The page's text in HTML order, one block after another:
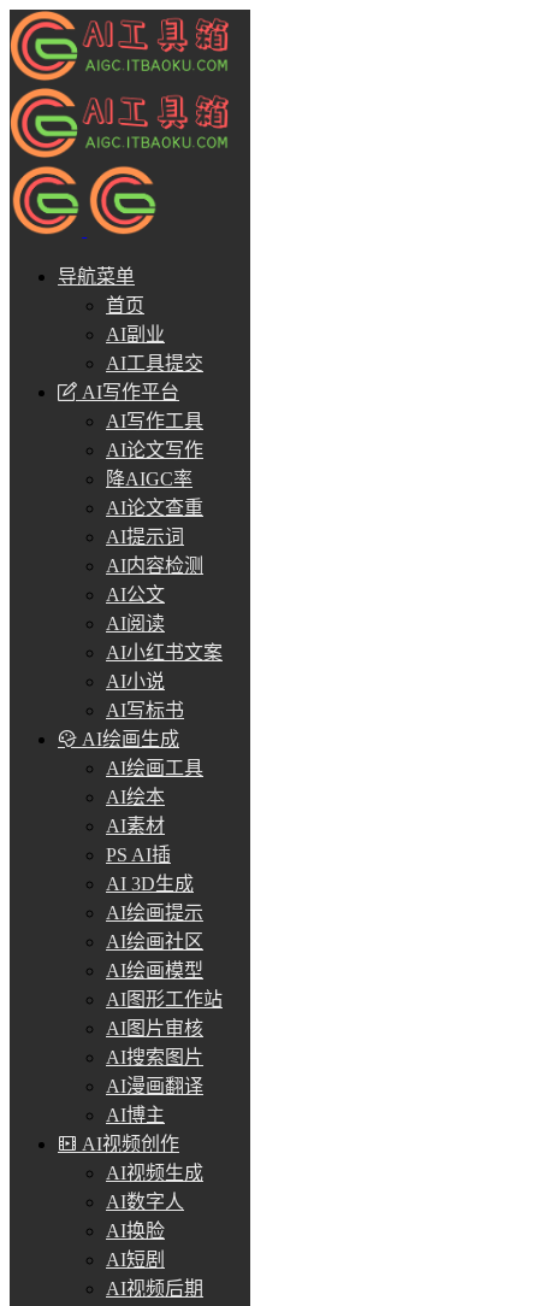
导航菜单
首页
AI副业
AI工具提交
AI写作平台
AI写作工具
AI论文写作
降AIGC率
AI论文查重
AI提示词
AI内容检测
AI公文
AI阅读
AI小红书文案
AI小说
AI写标书
AI绘画生成
AI绘画工具
AI绘本
AI素材
PS AI插
AI 3D生成
AI绘画提示
AI绘画社区
AI绘画模型
AI图形工作站
AI图片审核
AI搜索图片
AI漫画翻译
AI博主
AI视频创作
AI视频生成
AI数字人
AI换脸
AI短剧
AI视频后期